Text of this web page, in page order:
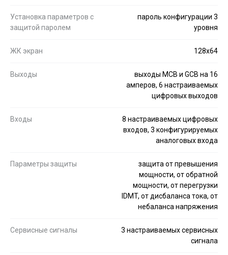
Установка параметров с
защитой паролем
пароль конфигурации 3
уровня
ЖК экран 128x64
Выходы
выходы MCB и GCB на 16
амперов, 6 настраиваемых
цифровых выходов
Входы
8 настраиваемых цифровых
входов, 3 конфигурируемых
аналоговых входа
Параметры защиты
защита от превышения
мощности, от обратной
мощности, от перегрузки
IDMT, от дисбаланса тока, от
небаланса напряжения
Сервисные сигналы
3 настраиваемых сервисных
сигнала